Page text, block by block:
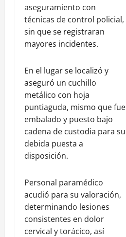
aseguramiento con
técnicas de control policial,
sin que se registraran
mayores incidentes.
En el lugar se localizó y
aseguró un cuchillo
metálico con hoja
puntiaguda, mismo que fue
embalado y puesto bajo
cadena de custodia para su
debida puesta a
disposición.
Personal paramédico
acudió para su valoración,
determinando lesiones
consistentes en dolor
cervical y torácico, así